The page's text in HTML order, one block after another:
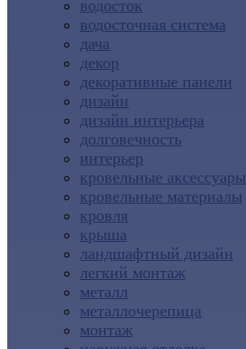
водосток
водосточная система
дача
декор
декоративные панели
дизайн
дизайн интерьера
долговечность
интерьер
кровельные аксессуары
кровельные материалы
кровля
крыша
ландшафтный дизайн
легкий монтаж
металл
металлочерепица
монтаж